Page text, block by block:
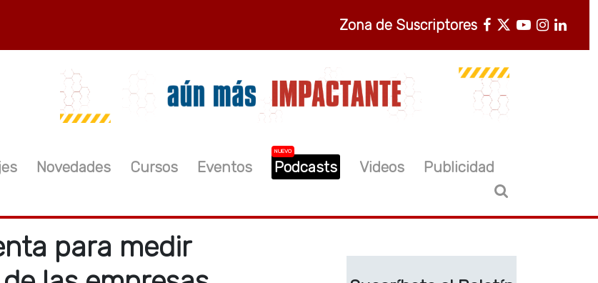
Zona de Suscriptores
Novedades Cursos Eventos Podcasts
NUEVO
Videos
Publicidad
para medir